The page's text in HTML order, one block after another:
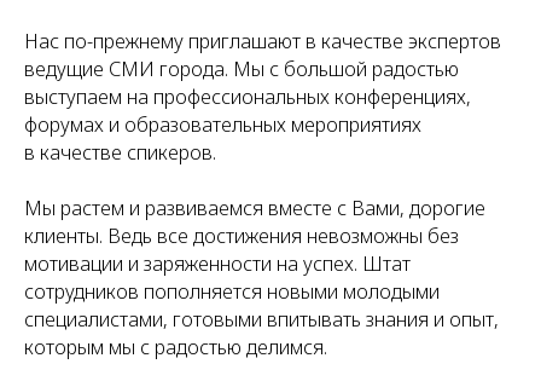
Нас по-прежнему приглашают в качестве экспертов
ведущие СМИ города. Мы с большой радостью
выступаем на профессиональных конференциях,
форумах и образовательных мероприятиях
в качестве спикеров.
Мы растем и развиваемся вместе с Вами, дорогие
клиенты. Ведь все достижения невозможны без
мотивации и заряженности на успех. Штат
сотрудников пополняется новыми молодыми
специалистами, готовыми впитывать знания и опыт,
которым мы с радостью делимся.